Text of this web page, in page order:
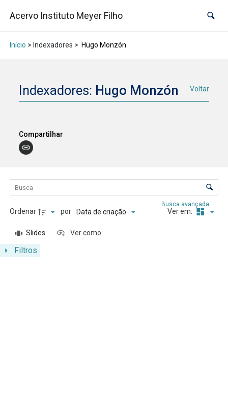
Acervo Instituto Meyer Filho
Início > Indexadores > Hugo Monzón
Indexadores: Hugo Monzón Voltar
Compartilhar
Lista de itens
Controle de ordenação e visualização
Filtros
Busca avançada
Ordenar por Data de criação Ver em:
Slides Ver como...